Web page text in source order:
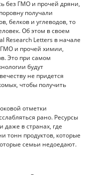
без ГМО и прочей дряни,
получали
белков и углеводов, то
Об этом в своем
Research Letters в начале
и прочей химии,
Это при самом
будут
не придется
чтобы получить
отметки
рано. Ресурсы
даже в странах, где
тонн продуктов, которые
семьи недоедают.